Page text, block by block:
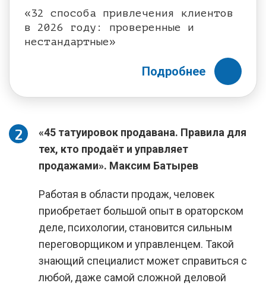
«32 способа привлечения клиентов
в 2026 году: проверенные и
нестандартные»
Подробнее
«45 татуировок продавана. Правила для
тех, кто продаёт и управляет
продажами». Максим Батырев
Работая в области продаж, человек
приобретает большой опыт в ораторском
деле, психологии, становится сильным
переговорщиком и управленцем. Такой
знающий специалист может справиться с
любой, даже самой сложной деловой